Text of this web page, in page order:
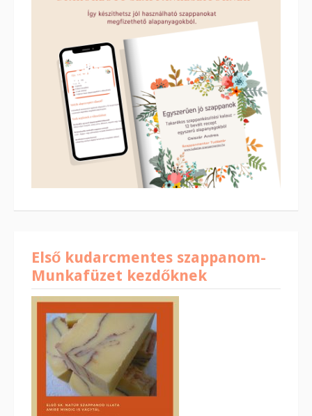
Első kudarcmentes szappanom-
Munkafüzet kezdőknek